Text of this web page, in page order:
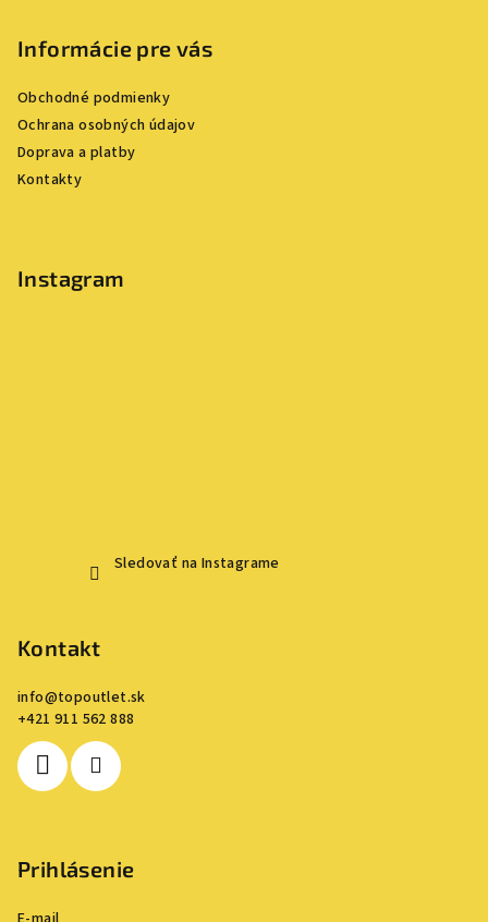
Informácie pre vás
Obchodné podmienky
Ochrana osobných údajov
Doprava a platby
Kontakty
Instagram
Sledovať na Instagrame
Kontakt
info@topoutlet.sk
+421 911 562 888
Prihlásenie